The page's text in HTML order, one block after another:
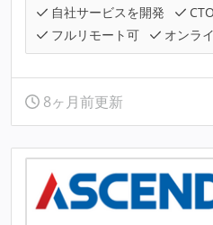
自社サービスを開発
フルリモート可
オンラ
8ヶ月前更新